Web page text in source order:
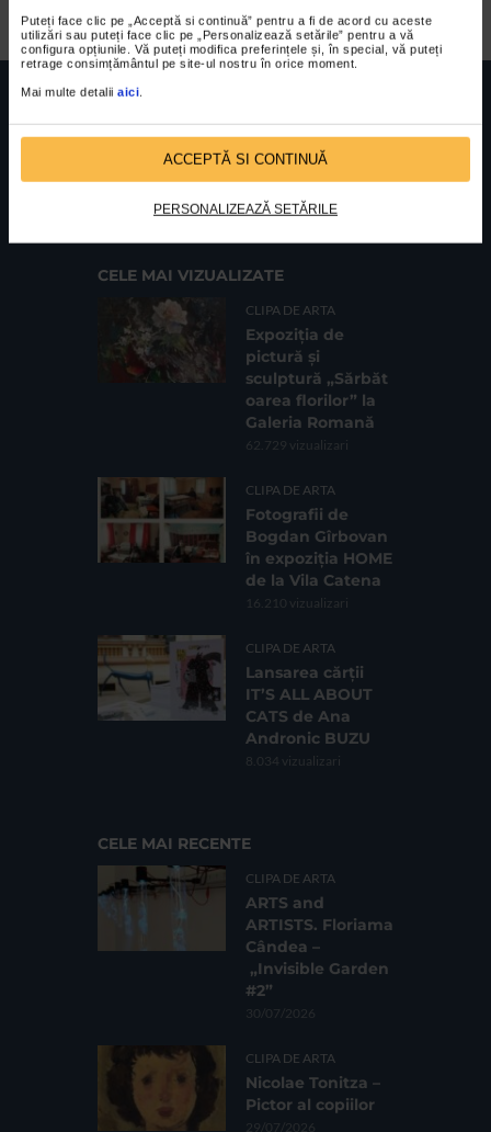
Puteți face clic pe „Acceptă si continuă” pentru a fi de acord cu aceste
utilizări sau puteți face clic pe „Personalizează setările” pentru a vă
configura opțiunile. Vă puteți modifica preferințele și, în special, vă puteți
retrage consimțământul pe site-ul nostru în orice moment.
Mai multe detalii aici
ACCEPTĂ SI CONTINUĂ
PERSONALIZEAZĂ SETĂRILE
Sc. 4, Ap. 197, Sector 2
CELE MAI VIZUALIZATE
CLIPA DE ARTA
Expoziția de
pictură și
sculptură „Sărbăt
oarea florilor” la
Galeria Romană
62.729 vizualizari
CLIPA DE ARTA
Fotografii de
Bogdan Gîrbovan
în expoziția HOME
de la Vila Catena
16.210 vizualizari
CLIPA DE ARTA
Lansarea cărții
IT’S ALL ABOUT
CATS de Ana
Andronic BUZU
8.034 vizualizari
CELE MAI RECENTE
CLIPA DE ARTA
ARTS and
ARTISTS. Floriama
Cândea –
„Invisible Garden
#2”
30/07/2026
CLIPA DE ARTA
Nicolae Tonitza –
Pictor al copiilor
29/07/2026